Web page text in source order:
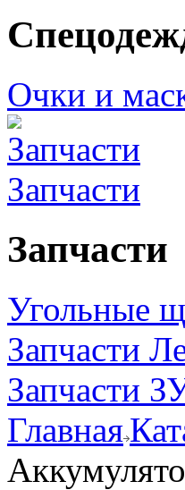
Очки и
Запчасти
Запчасти
Угольные
Запчасти
Запчасти
Главная